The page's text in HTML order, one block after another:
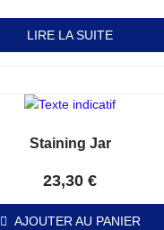
LIRE LA SUITE
Staining Jar
23,30 €
AJOUTER AU PANIER